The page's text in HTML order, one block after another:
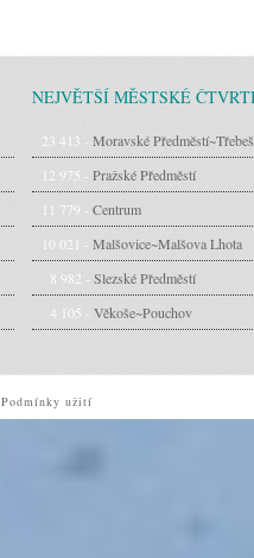
NEJVĚTŠÍ MĚSTSKÉ
23 413 - Moravské Předměstí~Třebeš
12 975 - Pražské Předměstí
11 779 - Centrum
10 021 - Malšovice~Malšova Lhota
8 982 - Slezské Předměstí
4 105 - Věkoše~Pouchov
Podmínky užití